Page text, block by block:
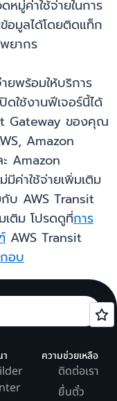
มู่ค่าใช้จ่ายในการ
อมูลได้โดยติดแท็ก
ยากร
ยพร้อมให้บริการ
ใช้งานฟีเจอร์นี้ได้
Gateway ของคุณ
Amazon
Amazon
ค่าใช้จ่ายเพิ่มเติม
กับ AWS Transit
ติม โปรดดูที่การ
AWS Transit
กอบ
ความช่วยเหลือ
ติดต่อเรา
ยื่นตั๋ว